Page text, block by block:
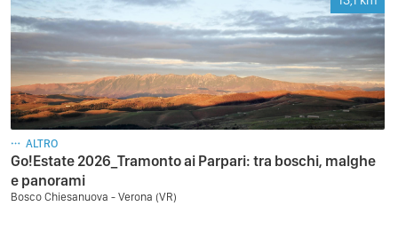
ALTRO
Go!Estate 2026_Tramonto ai Parpari: tra boschi, malghe
e panorami
Bosco Chiesanuova - Verona (VR)